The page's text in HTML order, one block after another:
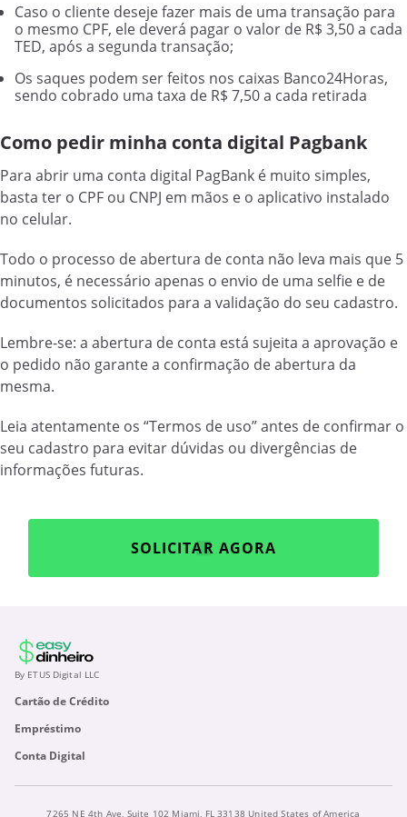
Caso o cliente deseje fazer mais de uma transação para
o mesmo CPF, ele deverá pagar o valor de R$ 3,50 a cada
TED, após a segunda transação;
Os saques podem ser feitos nos caixas Banco24Horas,
sendo cobrado uma taxa de R$ 7,50 a cada retirada
Como pedir minha conta digital Pagbank
Para abrir uma conta digital PagBank é muito simples,
basta ter o CPF ou CNPJ em mãos e o aplicativo instalado
no celular.
Todo o processo de abertura de conta não leva mais que 5
minutos, é necessário apenas o envio de uma selfie e de
documentos solicitados para a validação do seu cadastro.
Lembre-se: a abertura de conta está sujeita a aprovação e
o pedido não garante a confirmação de abertura da
mesma.
Leia atentamente os “Termos de uso” antes de confirmar o
seu cadastro para evitar dúvidas ou divergências de
informações futuras.
SOLICITAR AGORA
By ETUS Digital LLC
Cartão de Crédito
Empréstimo
Conta Digital
7265 NE 4th Ave, Suite 102 Miami, FL 33138 United States of America